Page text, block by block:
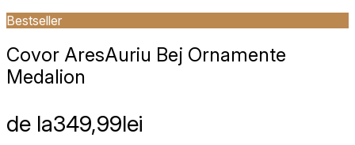
Bestseller
Covor AresAuriu Bej Ornamente
Medalion
de la349,99lei